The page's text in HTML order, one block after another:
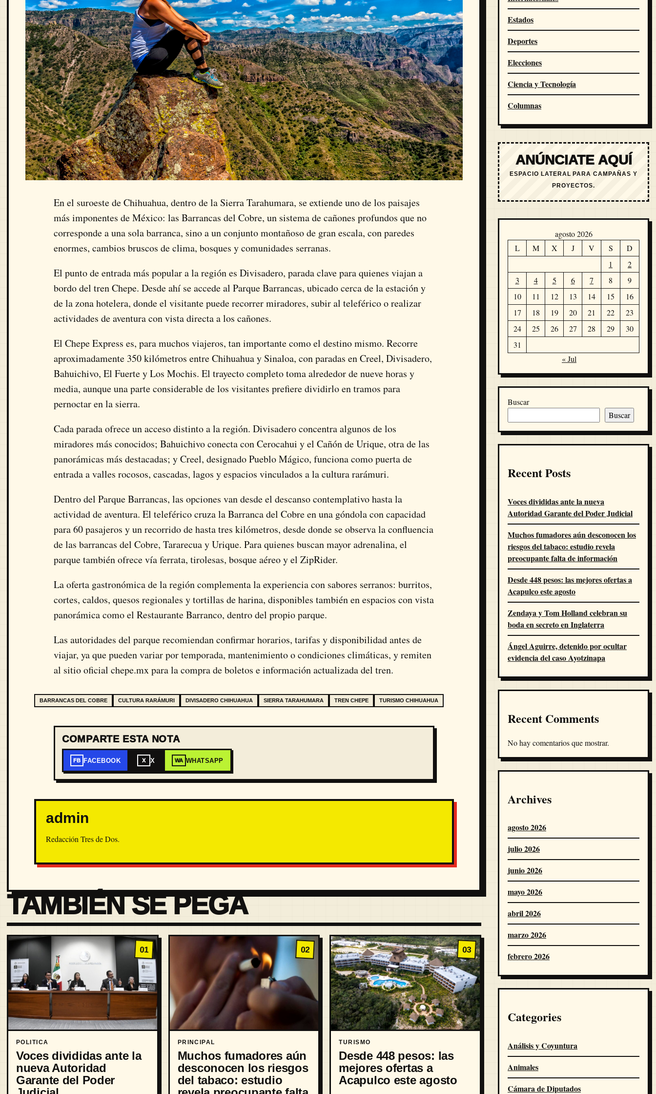
En el suroeste de Chihuahua, dentro de la Sierra Tarahumara, se extiende uno de los paisajes
más imponentes de México: las Barrancas del Cobre, un sistema de cañones profundos que no
corresponde a una sola barranca, sino a un conjunto montañoso de gran escala, con paredes
enormes, cambios bruscos de clima, bosques y comunidades serranas.
El punto de entrada más popular a la región es Divisadero, parada clave para quienes viajan a
bordo del tren Chepe. Desde ahí se accede al Parque Barrancas, ubicado cerca de la estación y
de la zona hotelera, donde el visitante puede recorrer miradores, subir al teleférico o realizar
actividades de aventura con vista directa a los cañones.
El Chepe Express es, para muchos viajeros, tan importante como el destino mismo. Recorre
aproximadamente 350 kilómetros entre Chihuahua y Sinaloa, con paradas en Creel, Divisadero,
Bahuichivo, El Fuerte y Los Mochis. El trayecto completo toma alrededor de nueve horas y
media, aunque una parte considerable de los visitantes prefiere dividirlo en tramos para
pernoctar en la sierra.
Cada parada ofrece un acceso distinto a la región. Divisadero concentra algunos de los
miradores más conocidos; Bahuichivo conecta con Cerocahui y el Cañón de Urique, otra de las
panorámicas más destacadas; y Creel, designado Pueblo Mágico, funciona como puerta de
entrada a valles rocosos, cascadas, lagos y espacios vinculados a la cultura rarámuri.
Dentro del Parque Barrancas, las opciones van desde el descanso contemplativo hasta la
actividad de aventura. El teleférico cruza la Barranca del Cobre en una góndola con capacidad
para 60 pasajeros y un recorrido de hasta tres kilómetros, desde donde se observa la confluencia
de las barrancas del Cobre, Tararecua y Urique. Para quienes buscan mayor adrenalina, el
parque también ofrece vía ferrata, tirolesas, bosque aéreo y el ZipRider.
La oferta gastronómica de la región complementa la experiencia con sabores serranos: burritos,
cortes, caldos, quesos regionales y tortillas de harina, disponibles también en espacios con vista
panorámica como el Restaurante Barranco, dentro del propio parque.
Las autoridades del parque recomiendan confirmar horarios, tarifas y disponibilidad antes de
viajar, ya que pueden variar por temporada, mantenimiento o condiciones climáticas, y remiten
al sitio oficial chepe.mx para la compra de boletos e información actualizada del tren.
BARRANCAS DEL COBRE CULTURA RARÁMURI DIVISADERO CHIHUAHUA SIERRA TARAHUMARA TREN CHEPE TURISMO CHIHUAHUA
COMPARTE ESTA NOTA
FB FACEBOOK X X WA WHATSAPP
admin
Redacción Tres de Dos.
TAMBIÉN SE PEGA
01
POLITICA
Voces divididas ante la
nueva Autoridad
Garante del Poder
02
PRINCIPAL
Muchos fumadores aún
desconocen los riesgos
del tabaco: estudio
03
TURISMO
Desde 448 pesos: las
mejores ofertas a
Acapulco este agosto
Estados
Deportes
Elecciones
Ciencia y Tecnología
Columnas
ANÚNCIATE AQUÍ
ESPACIO LATERAL PARA CAMPAÑAS Y
PROYECTOS.
agosto 2026
L
M X J V S
D
1
2
3
4 5 6 7 8
9
10
11 12 13 14 15
16
17
18 19 20 21 22
23
24
25 26 27 28 29
30
31
« Jul
Buscar
Buscar
Recent Posts
Voces divididas ante la nueva
Autoridad Garante del Poder Judicial
Muchos fumadores aún desconocen los
riesgos del tabaco: estudio revela
preocupante falta de información
Desde 448 pesos: las mejores ofertas a
Acapulco este agosto
Zendaya y Tom Holland celebran su
boda en secreto en Inglaterra
Ángel Aguirre, detenido por ocultar
evidencia del caso Ayotzinapa
Recent Comments
No hay comentarios que mostrar.
Archives
agosto 2026
julio 2026
junio 2026
mayo 2026
abril 2026
marzo 2026
febrero 2026
Categories
Análisis y Coyuntura
Animales
Cámara de Diputados